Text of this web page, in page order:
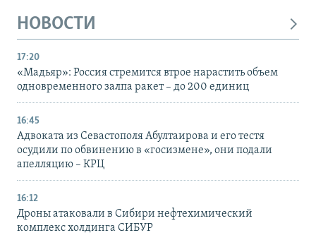
НОВОСТИ
17:20
«Мадьяр»: Россия стремится втрое нарастить объем
одновременного залпа ракет – до 200 единиц
16:45
Адвоката из Севастополя Абултаирова и его тестя
осудили по обвинению в «госизмене», они подали
апелляцию – КРЦ
16:12
Дроны атаковали в Сибири нефтехимический
комплекс холдинга СИБУР